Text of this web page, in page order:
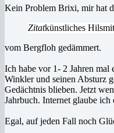
Kein Problem Brixi, mir hat
Zitatkünstliches
vom Bergfloh gedämmert.
Ich habe vor 1- 2 Jahren mal
Winkler und seinen Absturz
Gedächtnis blieben. Jetzt
Jahrbuch. Internet glaube ich
Egal, auf jeden Fall noch